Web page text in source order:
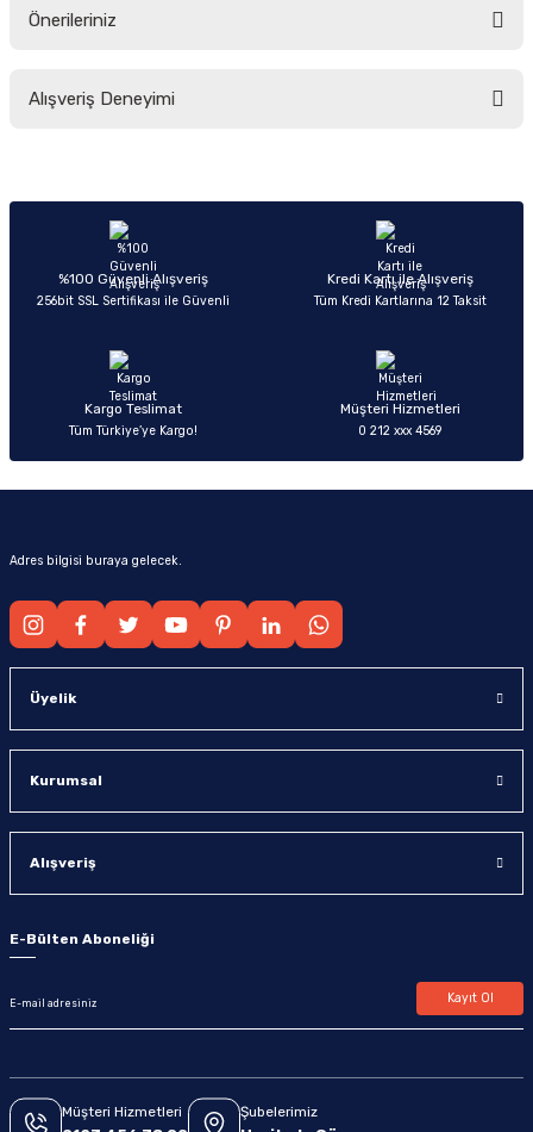
Önerileriniz
yetersiz gördüğünüz noktaları öneri formunu kullanarak tarafımıza
Ürün açıklamasında eksik bilgiler bulunuyor.
Ürün bilgilerinde hatalar bulunuyor.
Ürün fiyatı diğer sitelerden daha pahalı.
Alışveriş Deneyimi
Sitemize ilk yorumu siz yapın!
%100 Güvenli Alışveriş
256bit SSL Sertifikası ile Güvenli
Kredi Kartı ile Alışveriş
Tüm Kredi Kartlarına 12 Taksit
Kargo Teslimat
Tüm Türkiye’ye Kargo!
Müşteri Hizmetleri
0 212 xxx 4569
Adres bilgisi buraya gelecek.
Üyelik
Kurumsal
Alışveriş
E-Bülten Aboneliği
Kayıt Ol
Müşteri Hizmetleri Şubelerimiz